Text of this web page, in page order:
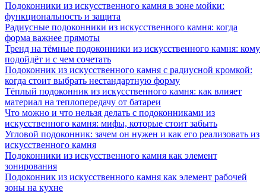
Подоконники из искусственного камня в зоне мойки:
функциональность и защита
Радиусные подоконники из искусственного камня: когда
форма важнее прямоты
Тренд на тёмные подоконники из искусственного камня: кому
подойдёт и с чем сочетать
Подоконник из искусственного камня с радиусной кромкой:
когда стоит выбрать нестандартную форму
Тёплый подоконник из искусственного камня: как влияет
материал на теплопередачу от батареи
Что можно и что нельзя делать с подоконниками из
искусственного камня: мифы, которые стоит забыть
Угловой подоконник: зачем он нужен и как его реализовать из
искусственного камня
Подоконники из искусственного камня как элемент
зонирования
Подоконник из искусственного камня как элемент рабочей
зоны на кухне